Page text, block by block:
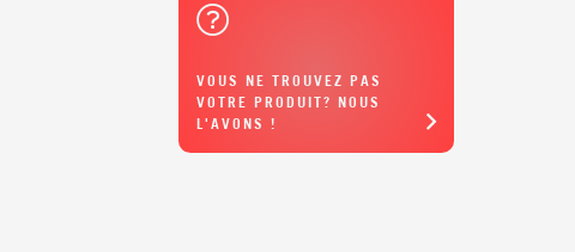
VOUS NE TROUVEZ PAS
VOTRE PRODUIT? NOUS
L'AVONS !